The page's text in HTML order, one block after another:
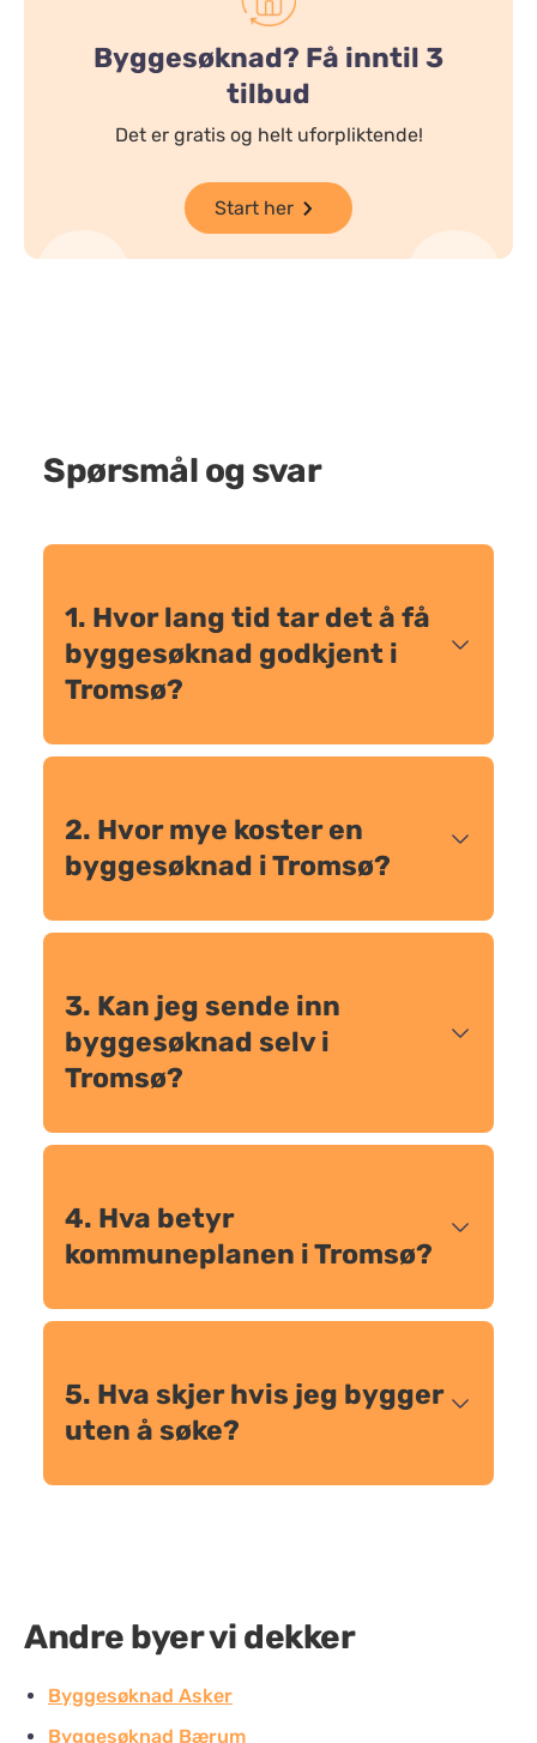
Byggesøknad? Få inntil 3
tilbud
Det er gratis og helt uforpliktende!
Start her
Spørsmål og svar
1. Hvor lang tid tar det å få
byggesøknad godkjent i
Tromsø?
2. Hvor mye koster en
byggesøknad i Tromsø?
3. Kan jeg sende inn
byggesøknad selv i
Tromsø?
4. Hva betyr
kommuneplanen i Tromsø?
5. Hva skjer hvis jeg bygger
uten å søke?
Andre byer vi dekker
Byggesøknad Asker
Byggesøknad Bærum